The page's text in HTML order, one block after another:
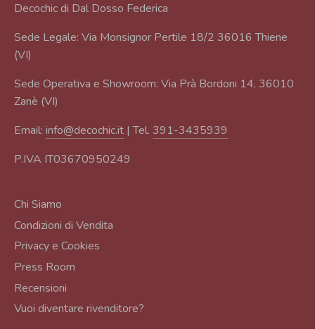
Decochic di Dal Dosso Federica
Sede Legale: Via Monsignor Pertile 18/2 36016 Thiene
(VI)
Sede Operativa e Showroom: Via Prà Bordoni 14, 36010
Zanè (VI)
Email: info@decochic.it | Tel. 391-3435939
P.IVA IT03670950249
Chi Siamo
Condizioni di Vendita
Privacy e Cookies
Press Room
Recensioni
Vuoi diventare rivenditore?